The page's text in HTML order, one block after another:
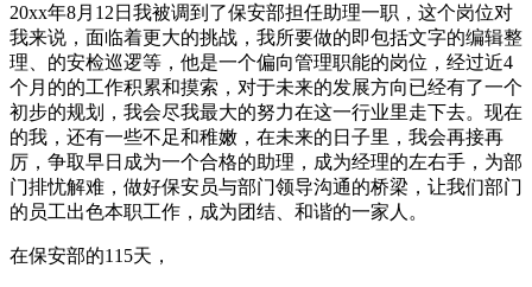
20xx年8月12日我被调到了保安部担任助理一职，这个岗位对
我来说，面临着更大的挑战，我所要做的即包括文字的编辑整
理、的安检巡逻等，他是一个偏向管理职能的岗位，经过近4
个月的的工作积累和摸索，对于未来的发展方向已经有了一个
初步的规划，我会尽我最大的努力在这一行业里走下去。现在
的我，还有一些不足和稚嫩，在未来的日子里，我会再接再
厉，争取早日成为一个合格的助理，成为经理的左右手，为部
门排忧解难，做好保安员与部门领导沟通的桥梁，让我们部门
的员工出色本职工作，成为团结、和谐的一家人。
在保安部的115天，